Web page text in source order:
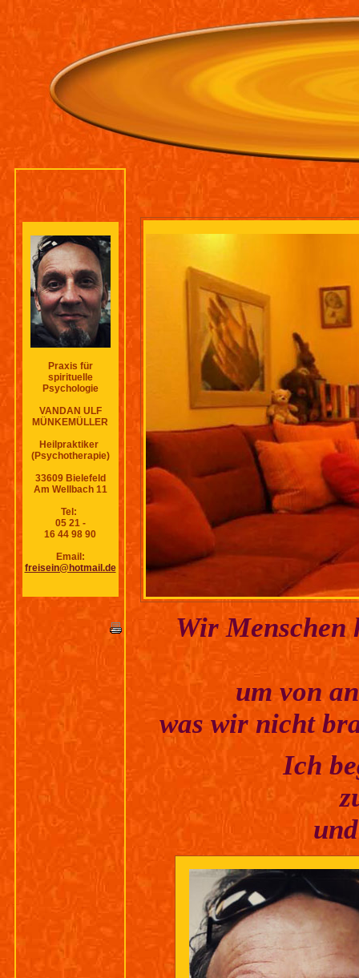
Herzlich
Praxis für
spirituelle
Psychologie
VANDAN ULF
MÜNKEMÜLLER
Heilpraktiker
(Psychotherapie)
33609 Bielefeld
Am Wellbach 11
Tel:
05 21 -
16 44 98 90
Email:
freisein@hotmail.de
Wir Menschen
um von
was wir nicht
Ich